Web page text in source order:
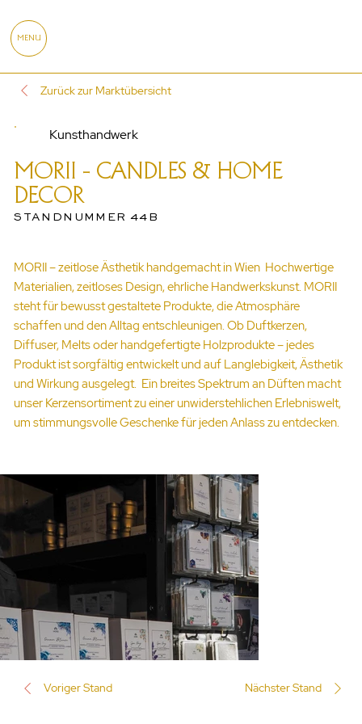
MENU
Zurück zur Marktübersicht
Kunsthandwerk
MORII - CANDLES & HOME
DECOR
STANDNUMMER 44B
MORII – zeitlose Ästhetik handgemacht in Wien Hochwertige
Materialien, zeitloses Design, ehrliche Handwerkskunst. MORII
steht für bewusst gestaltete Produkte, die Atmosphäre
schaffen und den Alltag entschleunigen. Ob Duftkerzen,
Diffuser, Melts oder handgefertigte Holzprodukte – jedes
Produkt ist sorgfältig entwickelt und auf Langlebigkeit, Ästhetik
und Wirkung ausgelegt. Ein breites Spektrum an Düften macht
unser Kerzensortiment zu einer unwiderstehlichen Erlebniswelt,
um stimmungsvolle Geschenke für jeden Anlass zu entdecken.
Voriger Stand Nächster Stand